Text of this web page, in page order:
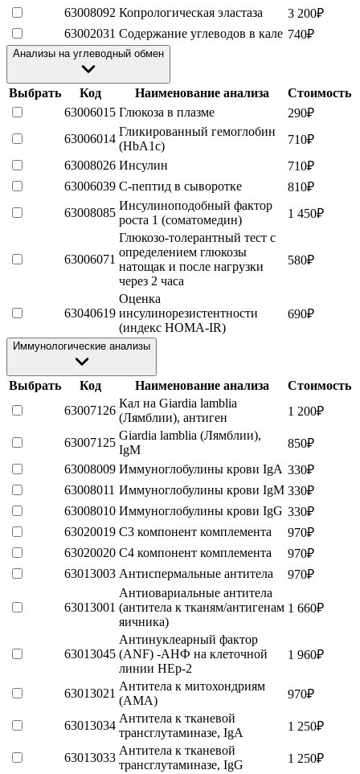
63008092 Копрологическая эластаза 3 200₽
63002031 Содержание углеводов в кале 740₽
Анализы на углеводный обмен
Выбрать Код Наименование анализа
Стоимость
63006015 Глюкоза в плазме 290₽
63006014
Гликированный гемоглобин
(HbA1c)
710₽
63008026 Инсулин 710₽
63006039 С-пептид в сыворотке 810₽
63008085
Инсулиноподобный фактор
роста 1 (соматомедин)
1 450₽
63006071
Глюкозо-толерантный тест с
определением глюкозы
натощак и после нагрузки
через 2 часа
580₽
63040619
Оценка
инсулинорезистентности
(индекс HOMA-IR)
690₽
Иммунологические анализы
Выбрать Код Наименование анализа
Стоимость
63007126
Кал на Giardia lamblia
(Лямблии), антиген
1 200₽
63007125
Giardia lamblia (Лямблии),
IgM
850₽
63008009 Иммуноглобулины крови IgА 330₽
63008011 Иммуноглобулины крови IgМ 330₽
63008010 Иммуноглобулины крови IgG 330₽
63020019 С3 компонент комплемента 970₽
63020020 С4 компонент комплемента 970₽
63013003 Антиспермальные антитела 970₽
63013001
Антиовариальные антитела
(антитела к тканям/антигенам
яичника)
1 660₽
63013045
Антинуклеарный фактор
(ANF) -АНФ на клеточной
линии HЕp-2
1 960₽
63013021
Антитела к митохондриям
(AMA)
970₽
63013034
Антитела к тканевой
трансглутаминазе, IgА
1 250₽
63013033
Антитела к тканевой
трансглутаминазе, IgG
1 250₽